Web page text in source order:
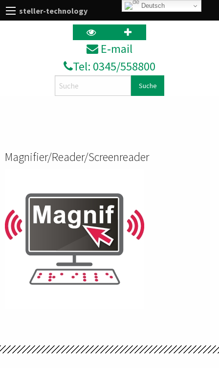
steller-technology
E‑mail
Tel: 0345/558800
Magnifier/Reader/Screenreader
Deutsch